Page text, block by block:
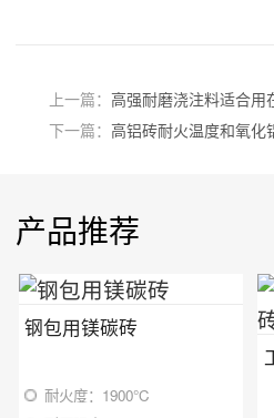
上一篇： 高强耐磨浇注料适合用
下一篇： 高铝砖耐火温度和氧化
产品推荐
钢包用镁碳砖
耐火度：1900℃